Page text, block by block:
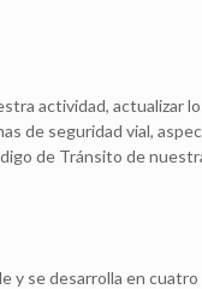
actividad, actualizar
de seguridad vial,
de Tránsito de
y se desarrolla en